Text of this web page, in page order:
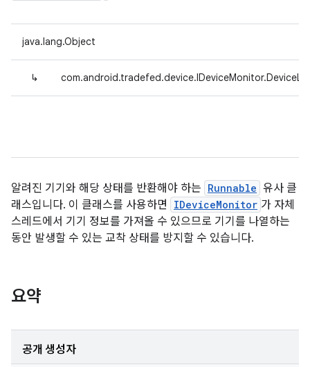
java.lang.Object
↳
알려진 기기와 해당 상태를 반환해야 하는 Runnable 유사 클
래스입니다. 이 클래스를 사용하면
IDeviceMonitor 가 자체
스레드에서 기기 정보를 가져올 수 있으므로 기기를 나열하는
동안 발생할 수 있는 교착 상태를 방지할 수 있습니다.
요약
공개 생성자